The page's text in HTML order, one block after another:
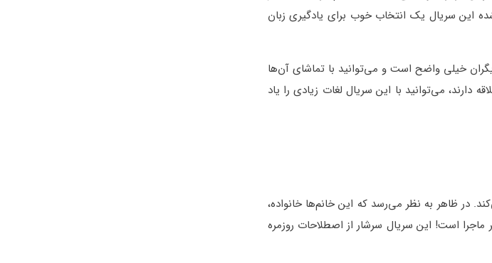
این سریال یک انتخاب خوب برای یادگیری زبان
خیلی واضح است و می‌توانید با تماشای آن‌ها
دارند، می‌توانید با این سریال لغات زیادی را یاد
در ظاهر به نظر می‌رسد که این خانم‌ها خانواده،
است! این سریال سرشار از اصطلاحات روزمره